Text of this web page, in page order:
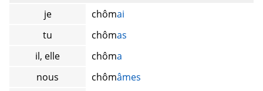
je
chômai
tu
chômas
il, elle
chôma
nous
chômâmes